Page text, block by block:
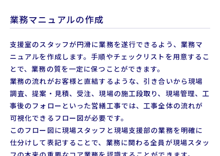
業務マニュアルの作成
支援室のスタッフが円滑に業務を遂行できるよう、業務マ
ニュアルを作成します。手順やチェックリストを用意するこ
とで、業務の質を一定に保つことができます。
業務の流れがお客様と直結するような、引き合いから現場
調査、提案・見積、受注、現場の施工段取り、現場管理、工
事後のフォローといった営繕工事では、工事全体の流れが
可視化できるフロー図が必要です。
このフロー図に現場スタッフと現場支援部の業務を明確に
仕分けして表記することで、業務に関わる全員が現場スタッ